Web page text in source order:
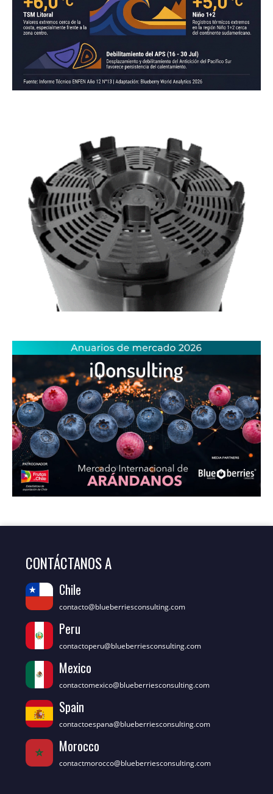
CONTÁCTANOS A
Chile
contacto@blueberriesconsulting.com
Peru
contactoperu@blueberriesconsulting.com
Mexico
contactomexico@blueberriesconsulting.com
Spain
contactoespana@blueberriesconsulting.com
Morocco
contactmorocco@blueberriesconsulting.com